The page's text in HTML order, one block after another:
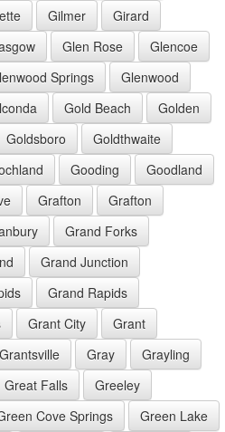
Gilmer
Girard
Glen Rose
Glencoe
Springs
Glenwood
Gold Beach
Golden
Goldsboro
Goldthwaite
Gooding
Goodland
Grafton
Grafton
Grand Forks
Grand Junction
Grand Rapids
Grant City
Grant
Grantsville Gray
Grayling
Great Falls
Greeley
Cove Springs
Green Lake